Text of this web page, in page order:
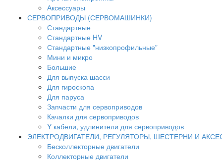
Аксессуары
СЕРВОПРИВОДЫ (СЕРВОМАШИНКИ)
Стандартные
Стандартные HV
Стандартные "низкопрофильные"
Мини и микро
Большие
Для выпуска шасси
Для гироскопа
Для паруса
Запчасти для сервоприводов
Качалки для сервоприводов
Y кабели, удлинители для сервоприводов
ЭЛЕКТРОДВИГАТЕЛИ, РЕГУЛЯТОРЫ, ШЕСТЕРНИ И
Бесколлекторные двигатели
Коллекторные двигатели